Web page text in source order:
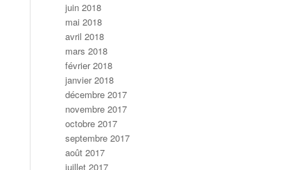
juin 2018
mai 2018
avril 2018
mars 2018
février 2018
janvier 2018
décembre 2017
novembre 2017
octobre 2017
septembre 2017
août 2017
juillet 2017